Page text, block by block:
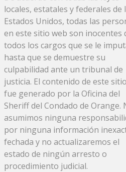
locales, estatales y federales de
Estados Unidos, todas las
en este sitio web son inocentes
todos los cargos que se le
hasta que se demuestre su
culpabilidad ante un tribunal de
justicia. El contenido de este
fue generado por la Oficina del
Sheriff del Condado de Orange.
asumimos ninguna
por ninguna información
fechada y no actualizaremos el
estado de ningún arresto o
procedimiento judicial.